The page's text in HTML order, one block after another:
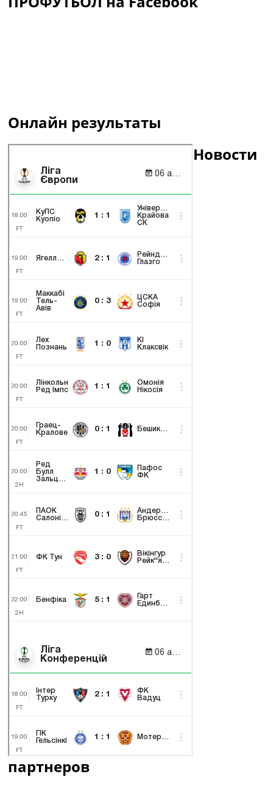
Онлайн результаты
Новости
партнеров